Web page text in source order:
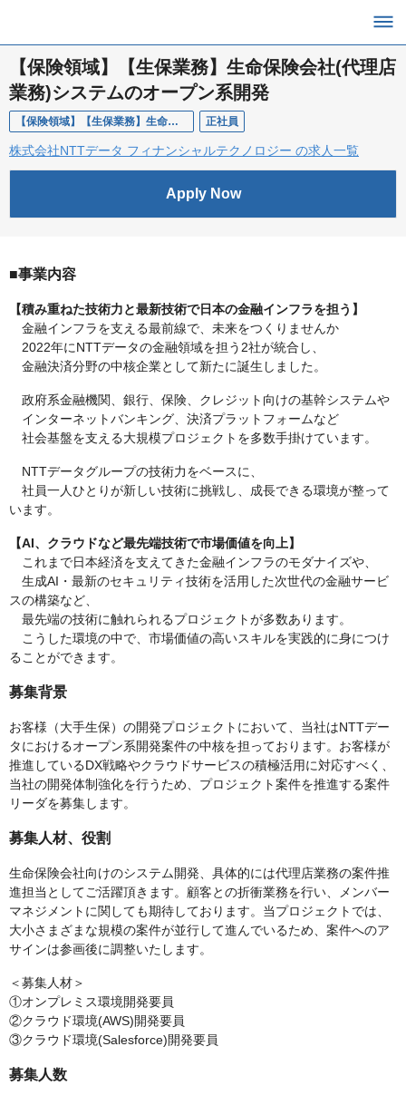
【保険領域】【生保業務】生命保険会社(代理店
業務)システムのオープン系開発
【保険領域】【生保業務】生命保険会社(代理店業務)システムのオープン系開発 正社員
株式会社NTTデータ フィナンシャルテクノロジー の求人一覧
Apply Now
■事業内容
【積み重ねた技術力と最新技術で日本の金融インフラを担う】
金融インフラを支える最前線で、未来をつくりませんか
2022年にNTTデータの金融領域を担う2社が統合し、
金融決済分野の中核企業として新たに誕生しました。
政府系金融機関、銀行、保険、クレジット向けの基幹システムや
インターネットバンキング、決済プラットフォームなど
社会基盤を支える大規模プロジェクトを多数手掛けています。
NTTデータグループの技術力をベースに、
社員一人ひとりが新しい技術に挑戦し、成長できる環境が整って
います。
【AI、クラウドなど最先端技術で市場価値を向上】
これまで日本経済を支えてきた金融インフラのモダナイズや、
生成AI・最新のセキュリティ技術を活用した次世代の金融サービ
スの構築など、
最先端の技術に触れられるプロジェクトが多数あります。
こうした環境の中で、市場価値の高いスキルを実践的に身につけ
ることができます。
募集背景
お客様（大手生保）の開発プロジェクトにおいて、当社はNTTデー
タにおけるオープン系開発案件の中核を担っております。お客様が
推進しているDX戦略やクラウドサービスの積極活用に対応すべく、
当社の開発体制強化を行うため、プロジェクト案件を推進する案件
リーダを募集します。
募集人材、役割
生命保険会社向けのシステム開発、具体的には代理店業務の案件推
進担当としてご活躍頂きます。顧客との折衝業務を行い、メンバー
マネジメントに関しても期待しております。当プロジェクトでは、
大小さまざまな規模の案件が並行して進んでいるため、案件へのア
サインは参画後に調整いたします。
＜募集人材＞
①オンプレミス環境開発要員
②クラウド環境(AWS)開発要員
③クラウド環境(Salesforce)開発要員
募集人数